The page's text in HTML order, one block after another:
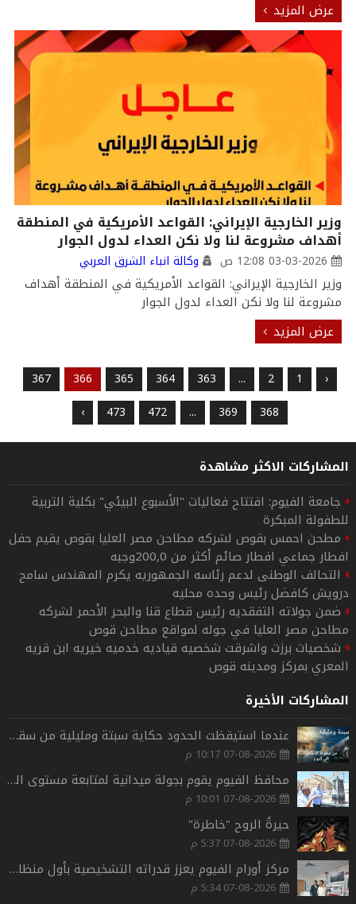
عرض المزيد
وزير الخارجية الإيراني: القواعد الأمريكية في المنطقة
أهداف مشروعة لنا ولا نكن العداء لدول الجوار
03-03-2026 12:08 ص وكالة انباء الشرق العربي
وزير الخارجية الإيراني: القواعد الأمريكية في المنطقة أهداف
مشروعة لنا ولا نكن العداء لدول الجوار
عرض المزيد
‹
1
2
...
363
364
365
366
367
368
369
...
472
473
›
المشاركات الاكثر مشاهدة
جامعة الفيوم: افتتاح فعاليات "الأسبوع البيئي" بكلية التربية
للطفولة المبكرة
مطحن احمس بقوص لشركه مطاحن مصر العليا بقوص يقيم حفل
افطار جماعي افطار صائم أكثر من 200,0وجبه
التحالف الوطنى لدعم رئاسه الجمهوريه يكرم المهندس سامح
درويش كافضل رئيس وحده محليه
ضمن جولاته التفقديه رئيس قطاع قنا والبحر الأحمر لشركه
مطاحن مصر العليا في جوله لمواقع مطاحن قوص
شخصيات برزت واشرقت شخصيه قياديه خدميه خيريه ابن قريه
المعري بمركز ومدينه قوص
المشاركات الأخيرة
عندما استيقظت الحدود حكاية سبتة ومليلية من سقوط الأندلس الى اليوم
07-08-2026 10:17 م
محافظ الفيوم يقوم بجولة ميدانية لمتابعة مستوى الخدمات العامة.بمدينة الفيوم.
07-08-2026 10:01 م
حيرةُ الروح "خاطرة"
07-08-2026 5:37 م
مركز أورام الفيوم يعزز قدراته التشخيصية بأول منظار حديث للأمعاء الدقيقة بشمال الصعيد.
07-08-2026 5:34 م